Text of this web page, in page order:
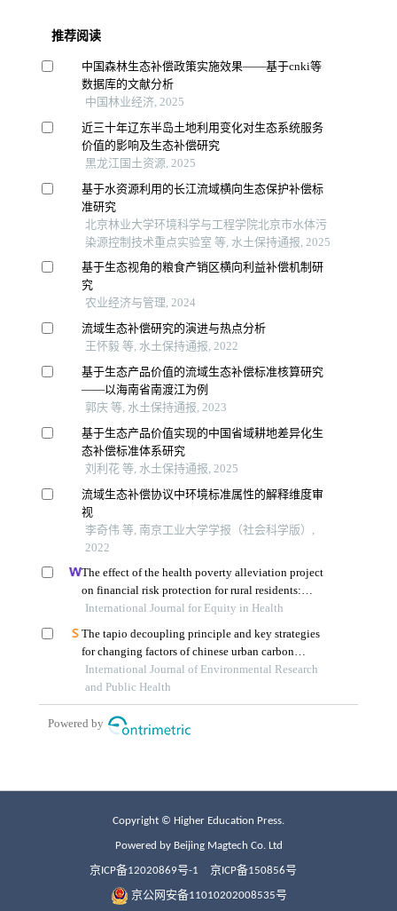
Copyright © Higher Education Press.
Powered by Beijing Magtech Co. Ltd
京ICP备12020869号-1 京ICP备150856号
京公网安备11010202008535号